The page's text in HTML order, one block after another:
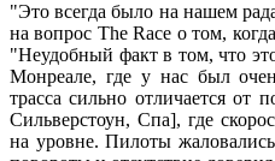
"Это всегда было на нашем
на вопрос The Race о том,
"Неудобный факт в том, что
Монреале, где у нас был
трасса сильно отличается от
Сильверстоун, Спа], где
на уровне. Пилоты